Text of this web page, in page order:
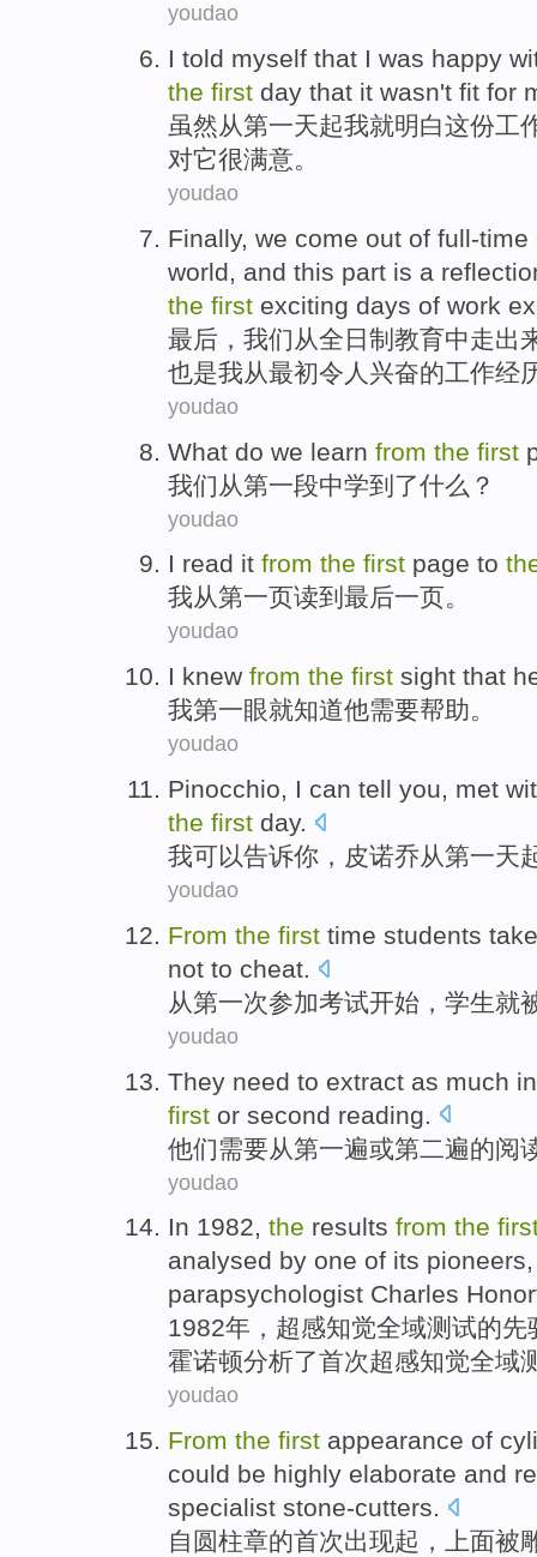
youdao
I told myself that I was happy
the first day that it wasn't fit for
虽然从第一天起我就明白这份工
对它很满意。
youdao
Finally, we come out of full-
world, and this part is a
the first exciting days of work
最后，我们从全日制教育中走出
也是我从最初令人兴奋的工作经
youdao
What do we learn from the first
我们 从第一段中学到了什么？
youdao
I read it from the first page to
我从第一页读到 最后一页。
youdao
I knew from the first sight that
我第一眼就知道他需要帮助。
youdao
Pinocchio, I can tell you, met
the first day.
我可以告诉你 ， 皮诺乔从第一天
youdao
From the first time students take
not to cheat.
从第一次参加考试开始， 学生就
youdao
They need to extract as much
first or second reading
他们需要从第一遍或第二遍的阅
youdao
In 1982, the results from the
analysed by one of its pioneers
parapsychologist Charles
1982年，超感知觉全域测试的先
霍诺顿分析了首次超感知觉全域
youdao
From the first appearance of
could be highly elaborate and
specialist stone-cutters.
自 圆柱章的首次出现起，上面被